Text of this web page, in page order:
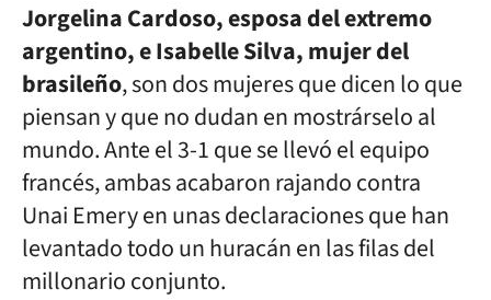
Jorgelina Cardoso, esposa del extremo
argentino, e Isabelle Silva, mujer del
brasileño, son dos mujeres que dicen lo que
piensan y que no dudan en mostrárselo al
mundo. Ante el 3-1 que se llevó el equipo
francés, ambas acabaron rajando contra
Unai Emery en unas declaraciones que han
levantado todo un huracán en las filas del
millonario conjunto.